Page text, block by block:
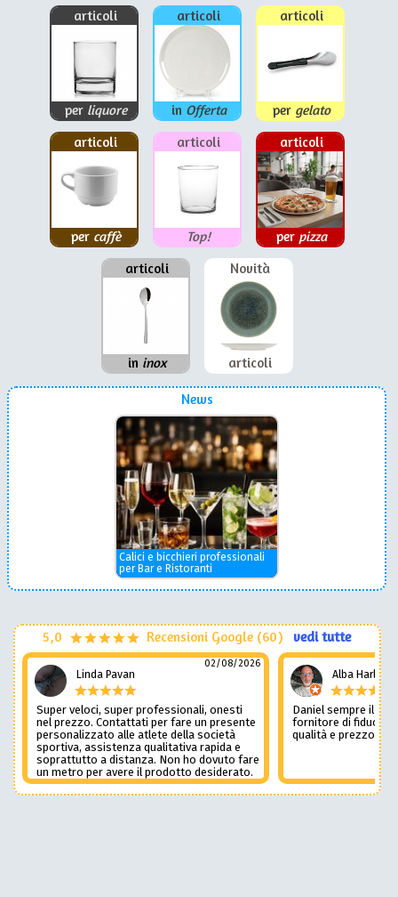
articoli
per liquore
articoli
in Offerta
articoli
per gelato
articoli
per caffè
articoli
Top!
articoli
per pizza
articoli
in inox
Novità
articoli
News
Calici e bicchieri professionali
per Bar e Ristoranti
5,0 Recensioni Google (60) vedi tutte
Linda Pavan
02/08/2026
Super veloci, super professionali, onesti
nel prezzo. Contattati per fare un presente
personalizzato alle atlete della società
sportiva, assistenza qualitativa rapida e
soprattutto a distanza. Non ho dovuto fare
un metro per avere il prodotto desiderato.
Una assistenza del genere è rara e
preziosa. Credo li contatterò ancora in
Alba Harley
Daniel sempre il
fornitore di fiducia
qualità e prezzo